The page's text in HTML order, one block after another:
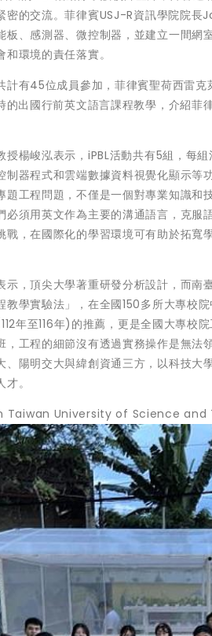
密的交流。菲律賓USJ-R資訊學院院
板、感測器、微控制器，並建立一間
環境的責任落實。
計有45位成員參加，菲律賓聖荷西雷
的出國行前英文語言課程教學，介紹
授楊峻泓表示，iPBL活動共有5組，每
制器程式和雲端數據資料視覺化顯示等
題工程問題，不僅是一個對專業知識
必須用英文作為主要的溝通語言，克
戰，在國際化的學習環境可有助於拓
示，頂尖大學著重研發分析設計，而
教學實驗法」，在全國150多所大專校
年至116年)的推薦，更是全國大專校
，工程的細節沒有透過實務操作是無
、陽明交大與緯創資通三方，以科技
。
Taiwan University of Science